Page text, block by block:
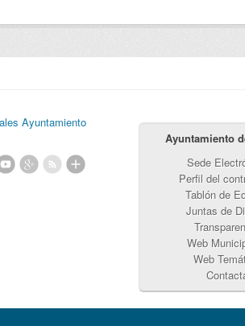
Ayuntamiento
Ayuntamiento
Sede
Perfil del
Tablón de
Juntas de
Web
Web